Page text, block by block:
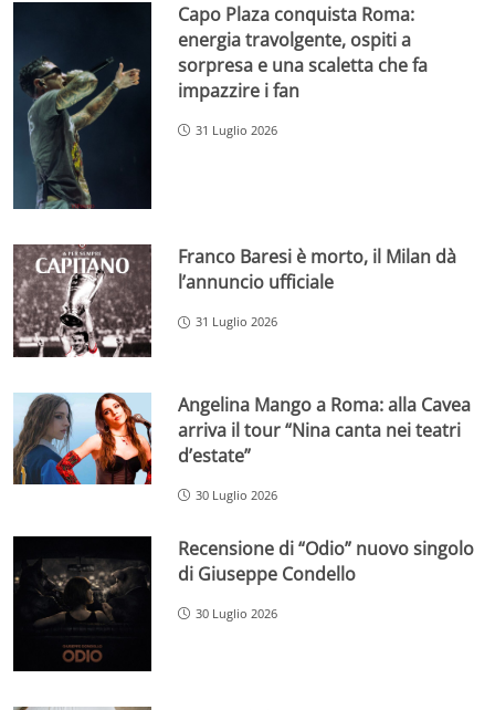
Capo Plaza conquista Roma:
energia travolgente, ospiti a
sorpresa e una scaletta che fa
impazzire i fan
31 Luglio 2026
Franco Baresi è morto, il Milan dà
l’annuncio ufficiale
31 Luglio 2026
Angelina Mango a Roma: alla Cavea
arriva il tour “Nina canta nei teatri
d’estate”
30 Luglio 2026
Recensione di “Odio” nuovo singolo
di Giuseppe Condello
30 Luglio 2026